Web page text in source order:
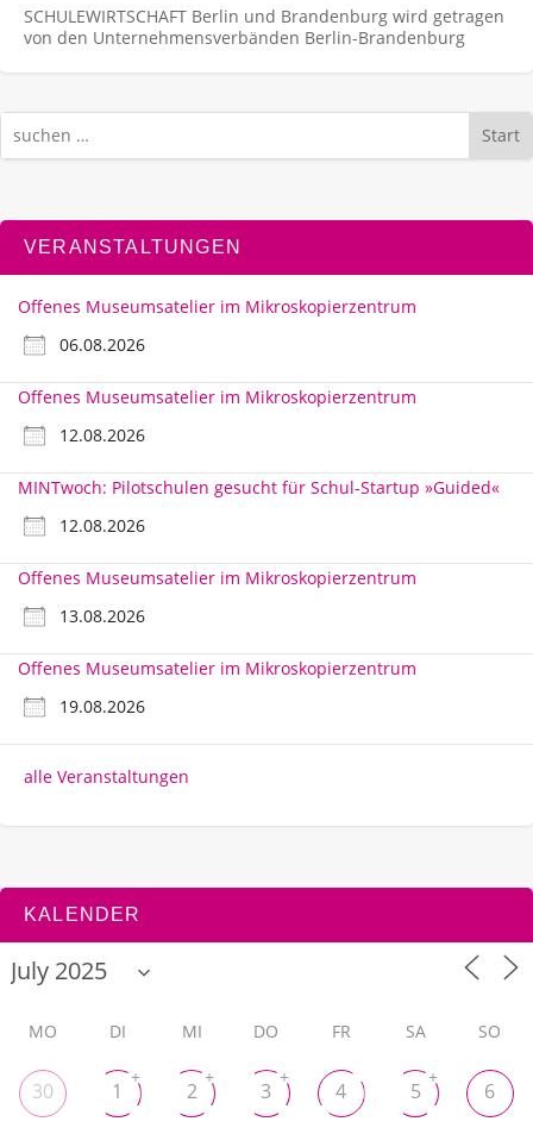
SCHULEWIRTSCHAFT Berlin und Brandenburg wird getragen
von den Unternehmens­verbänden Berlin-Brandenburg
Start
VERANSTALTUNGEN
Offenes Museumsatelier im Mikroskopierzentrum
06.08.2026
Offenes Museumsatelier im Mikroskopierzentrum
12.08.2026
MINTwoch: Pilotschulen gesucht für Schul-Startup »Guided«
12.08.2026
Offenes Museumsatelier im Mikroskopierzentrum
13.08.2026
Offenes Museumsatelier im Mikroskopierzentrum
19.08.2026
alle Veranstaltungen
KALENDER
MO DI MI DO FR SA SO
30 1
+
2
+
3
+
4 5
+
6